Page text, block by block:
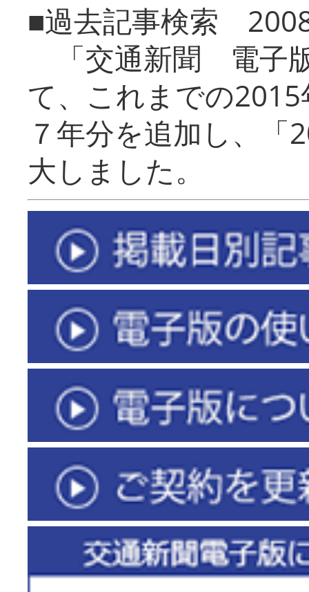
■過去記事検索
「交通新聞 電子
て、これまでの
７年分を追加し、「
大しまし